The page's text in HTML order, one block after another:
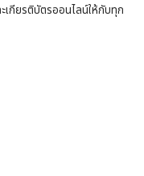
กียรติบัตรออนไลน์ให้กับทุก